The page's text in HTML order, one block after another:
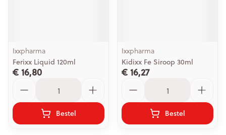
Ixxpharma
Ferixx Liquid 120ml
€ 16,80
Bestel
Ixxpharma
Kidixx Fe Siroop 30ml
€ 16,27
Bestel